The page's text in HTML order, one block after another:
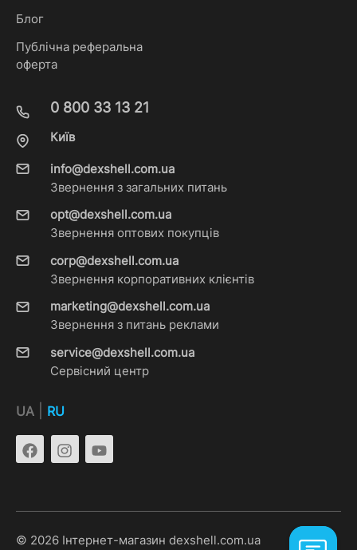
Блог
Публічна реферальна
оферта
0 800 33 13 21
Київ
info@dexshell.com.ua
Звернення з загальних питань
opt@dexshell.com.ua
Звернення оптових покупців
corp@dexshell.com.ua
Звернення корпоративних клієнтів
marketing@dexshell.com.ua
Звернення з питань реклами
service@dexshell.com.ua
Сервісний центр
UA RU
© 2026 Інтернет-магазин dexshell.com.ua